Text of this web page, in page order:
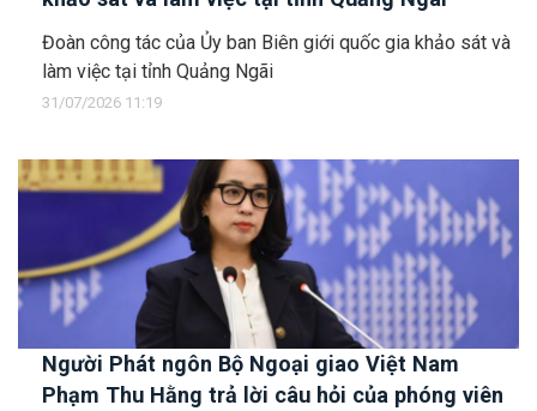
Đoàn công tác của Ủy ban Biên giới quốc gia khảo sát và
làm việc tại tỉnh Quảng Ngãi
31/07/2026 11:19
Người Phát ngôn Bộ Ngoại giao Việt Nam
Phạm Thu Hằng trả lời câu hỏi của phóng viên